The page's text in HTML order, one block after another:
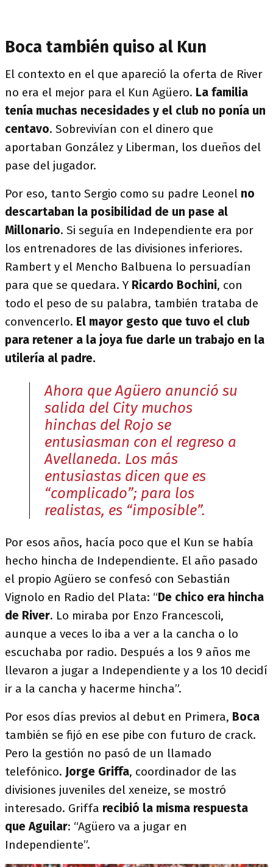
Boca también quiso al Kun
El contexto en el que apareció la oferta de River
no era el mejor para el Kun Agüero. La familia
tenía muchas necesidades y el club no ponía un
centavo. Sobrevivían con el dinero que
aportaban González y Liberman, los dueños del
pase del jugador.
Por eso, tanto Sergio como su padre Leonel no
descartaban la posibilidad de un pase al
Millonario. Si seguía en Independiente era por
los entrenadores de las divisiones inferiores.
Rambert y el Mencho Balbuena lo persuadían
para que se quedara. Y Ricardo Bochini, con
todo el peso de su palabra, también trataba de
convencerlo. El mayor gesto que tuvo el club
para retener a la joya fue darle un trabajo en la
utilería al padre.
Ahora que Agüero anunció su
salida del City muchos
hinchas del Rojo se
entusiasman con el regreso a
Avellaneda. Los más
entusiastas dicen que es
“complicado”; para los
realistas, es “imposible”.
Por esos años, hacía poco que el Kun se había
hecho hincha de Independiente. El año pasado
el propio Agüero se confesó con Sebastián
Vignolo en Radio del Plata: “De chico era hincha
de River. Lo miraba por Enzo Francescoli,
aunque a veces lo iba a ver a la cancha o lo
escuchaba por radio. Después a los 9 años me
llevaron a jugar a Independiente y a los 10 decidí
ir a la cancha y hacerme hincha”.
Por esos días previos al debut en Primera, Boca
también se fijó en ese pibe con futuro de crack.
Pero la gestión no pasó de un llamado
telefónico. Jorge Griffa, coordinador de las
divisiones juveniles del xeneize, se mostró
interesado. Griffa recibió la misma respuesta
que Aguilar: “Agüero va a jugar en
Independiente”.